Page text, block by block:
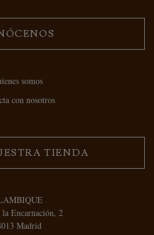
somos
con nosotros
TIENDA
la Encarnación, 2
Madrid